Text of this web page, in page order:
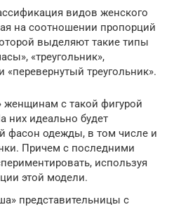
видов женского
на соотношении пропорций
выделяют такие типы
«треугольник»,
«перевернутый треугольник».
женщинам с такой фигурой
них идеально будет
фасон одежды, в том числе и
Причем с последними
используя
этой модели.
представительницы с